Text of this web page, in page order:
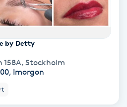
by Detty
158A, Stockholm
Imorgon